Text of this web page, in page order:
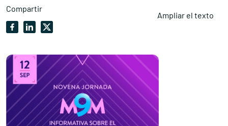
Compartir
Ampliar el texto